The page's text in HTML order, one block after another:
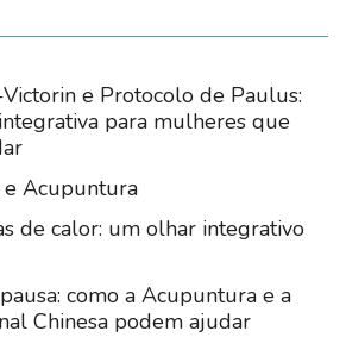
e Protocolo de Paulus:
para mulheres que
e Acupuntura
de calor: um olhar integrativo
como a Acupuntura e a
Chinesa podem ajudar